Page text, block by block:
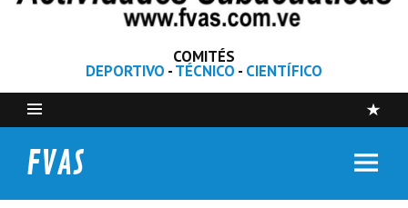
COMITÉS
DEPORTIVO -TÉCNICO - CIENTÍFICO
FVAS